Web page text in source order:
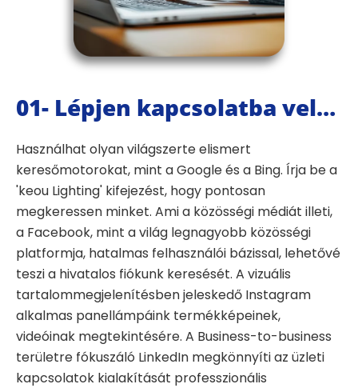
01- Lépjen kapcsolatba velünk
Használhat olyan világszerte elismert
keresőmotorokat, mint a Google és a Bing. Írja be a
'keou Lighting' kifejezést, hogy pontosan
megkeressen minket. Ami a közösségi médiát illeti,
a Facebook, mint a világ legnagyobb közösségi
platformja, hatalmas felhasználói bázissal, lehetővé
teszi a hivatalos fiókunk keresését. A vizuális
tartalommegjelenítésben jeleskedő Instagram
alkalmas panellámpáink termékképeinek,
videóinak megtekintésére. A Business-to-business
területre fókuszáló LinkedIn megkönnyíti az üzleti
kapcsolatok kialakítását professzionális